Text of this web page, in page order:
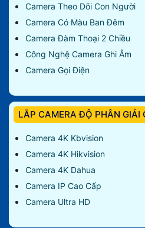
Camera Theo Dõi Con Người
Camera Có Màu Ban Đêm
Camera Đàm Thoại 2 Chiều
Công Nghệ Camera Ghi Âm
Camera Gọi Điện
LẮP CAMERA ĐỘ PHÂN GIẢI
Camera 4K Kbvision
Camera 4K Hikvision
Camera 4K Dahua
Camera IP Cao Cấp
Camera Ultra HD